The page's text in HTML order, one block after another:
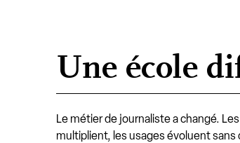
Une école
Le métier de journaliste a changé.
multiplient, les usages évoluent sans